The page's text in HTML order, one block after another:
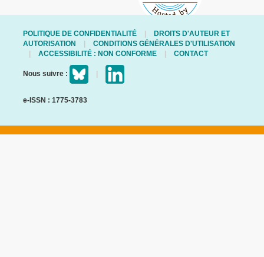
POLITIQUE DE CONFIDENTIALITÉ
DROITS D'AUTEUR ET
AUTORISATION
CONDITIONS GÉNÉRALES D'UTILISATION
ACCESSIBILITÉ : NON CONFORME
CONTACT
Nous suivre :
e-ISSN : 1775-3783